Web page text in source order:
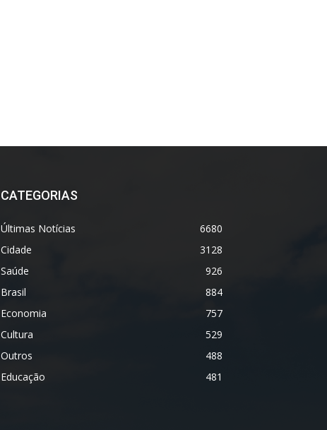
CATEGORIAS
Últimas Notícias
6680
Cidade
3128
Saúde
926
Brasil
884
Economia
757
Cultura
529
Outros
488
Educação
481